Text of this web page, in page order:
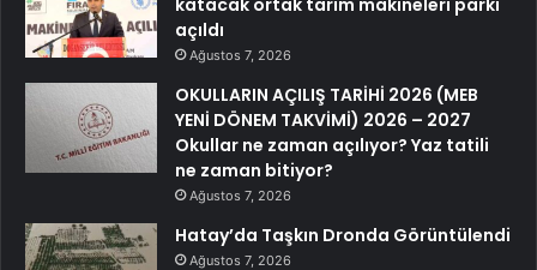
açıldı
Ağustos 7, 2026
OKULLARIN AÇILIŞ TARİHİ 2026 (MEB
YENİ DÖNEM TAKVİMİ) 2026 – 2027
Okullar ne zaman açılıyor? Yaz tatili
ne zaman bitiyor?
Ağustos 7, 2026
Hatay’da Taşkın Dronda Görüntülendi
Ağustos 7, 2026